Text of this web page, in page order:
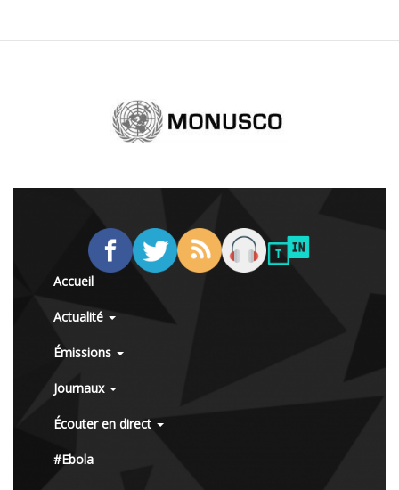
Accueil
Actualité
Émissions
Journaux
Écouter en direct
#Ebola